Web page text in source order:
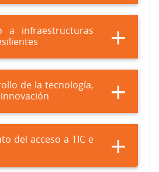
a infraestructuras
de la tecnología,
del acceso a TIC e